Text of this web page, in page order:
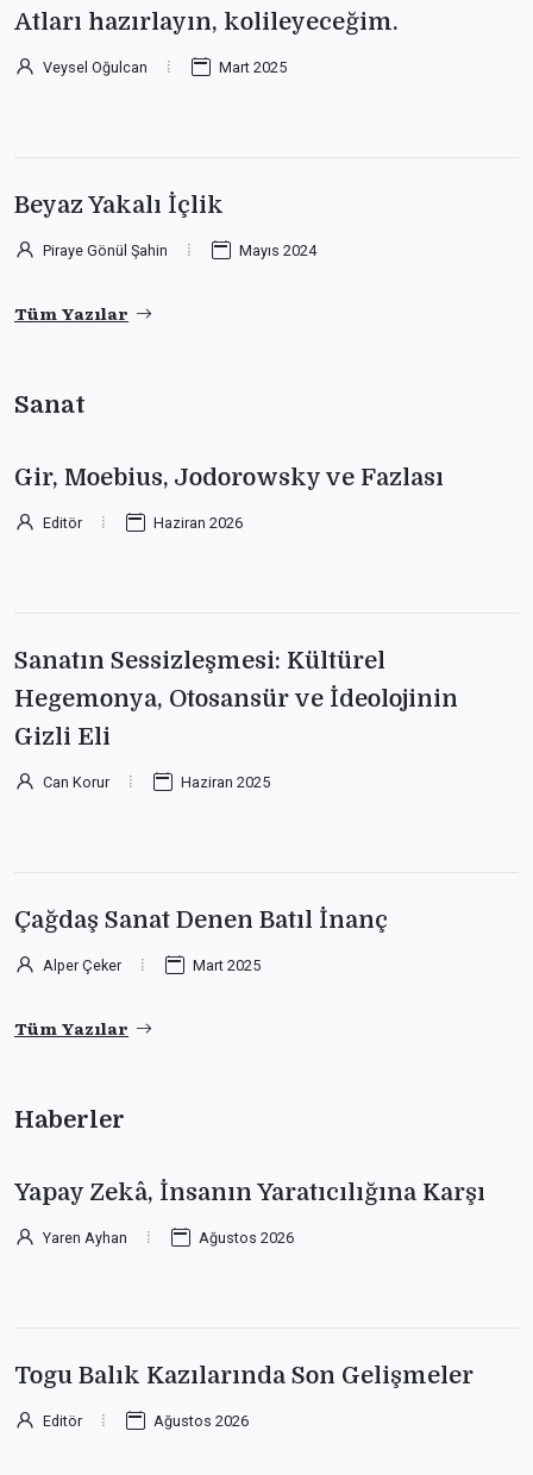
Atları hazırlayın, kolileyeceğim.
Veysel Oğulcan Mart 2025
Beyaz Yakalı İçlik
Piraye Gönül Şahin Mayıs 2024
Tüm Yazılar
Sanat
Gir, Moebius, Jodorowsky ve Fazlası
Editör Haziran 2026
Sanatın Sessizleşmesi: Kültürel
Hegemonya, Otosansür ve İdeolojinin
Gizli Eli
Can Korur Haziran 2025
Çağdaş Sanat Denen Batıl İnanç
Alper Çeker Mart 2025
Tüm Yazılar
Haberler
Yapay Zekâ, İnsanın Yaratıcılığına Karşı
Yaren Ayhan Ağustos 2026
Togu Balık Kazılarında Son Gelişmeler
Editör Ağustos 2026